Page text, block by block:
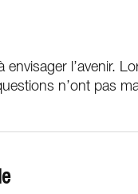
envisager l’avenir.
n’ont pas